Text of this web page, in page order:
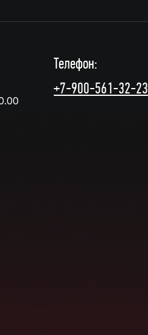
Телефон:
+7-900-561-32-23